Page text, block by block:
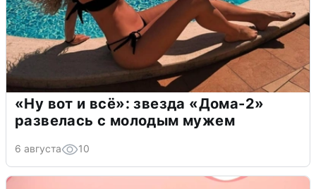
«Ну вот и всё»: звезда «Дома-2»
развелась с молодым мужем
6 августа 10